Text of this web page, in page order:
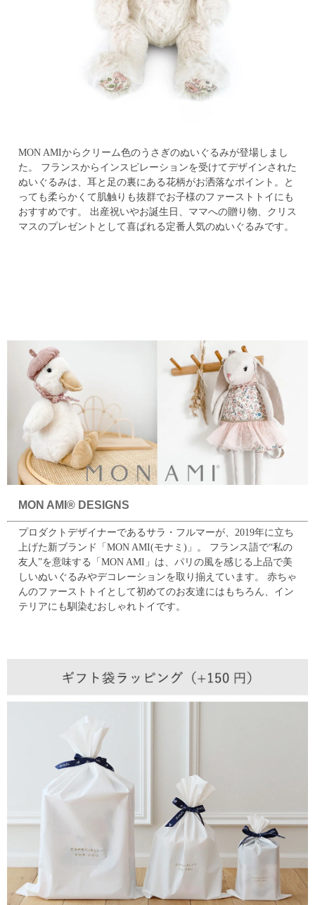
MON AMIからクリーム色のうさぎのぬいぐるみが登場しまし
た。
フランスからインスピレーションを受けてデザインされた
ぬいぐるみは、耳と足の裏にある花柄がお洒落なポイント。と
っても柔らかくて肌触りも抜群でお子様のファーストトイにも
おすすめです。
出産祝いやお誕生日、ママへの贈り物、クリス
マスのプレゼントとして喜ばれる定番人気のぬいぐるみです。
MON AMI® DESIGNS
プロダクトデザイナーであるサラ・フルマーが、2019年に立ち
上げた新ブランド「MON AMI(モナミ)」。
フランス語で“私の
友人”を意味する「MON AMI」は、パリの風を感じる上品で美
しいぬいぐるみやデコレーションを取り揃えています。
赤ちゃ
んのファーストトイとして初めてのお友達にはもちろん、イン
テリアにも馴染むおしゃれトイです。